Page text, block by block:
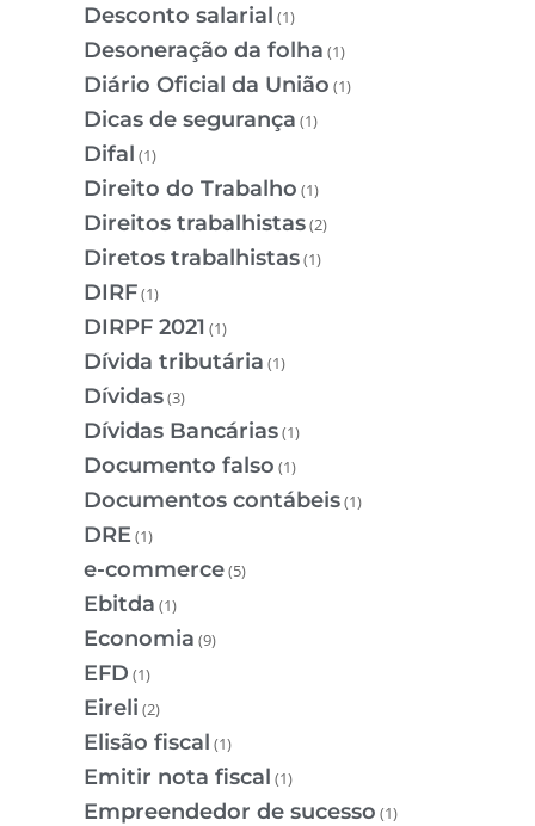
Desconto salarial (1)
Desoneração da folha (1)
Diário Oficial da União (1)
Dicas de segurança (1)
Difal (1)
Direito do Trabalho (1)
Direitos trabalhistas(2)
Diretos trabalhistas(1)
DIRF(1)
DIRPF 2021 (1)
Dívida tributária (1)
Dívidas(3)
Dívidas Bancárias(1)
Documento falso (1)
Documentos contábeis(1)
DRE(1)
e-commerce(5)
Ebitda (1)
Economia (9)
EFD (1)
Eireli (2)
Elisão fiscal (1)
Emitir nota fiscal (1)
Empreendedor de sucesso (1)